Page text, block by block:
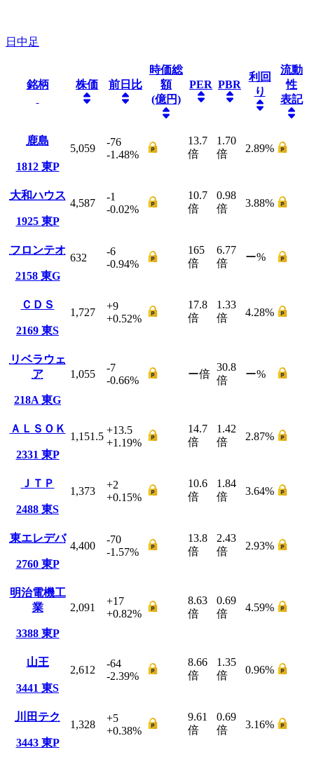
日中足
銘柄 株価 前日比
時価総
額
(億円)
PER PBR
利回
り
流動
性
表記
鹿島
1812 東P
5,059
-76
-1.48%
13.7
倍
1.70
倍
2.89%
大和ハウス
1925 東P
4,587
-1
-0.02%
10.7
倍
0.98
倍
3.88%
フロンテオ
2158 東G
632
-6
-0.94%
165
倍
6.77
倍
ー%
ＣＤＳ
2169 東S
1,727
+9
+0.52%
17.8
倍
1.33
倍
4.28%
リベラウェ
ア
218A 東G
1,055
-7
-0.66%
ー倍
30.8
倍
ー%
ＡＬＳＯＫ
2331 東P
1,151.5
+13.5
+1.19%
14.7
倍
1.42
倍
2.87%
ＪＴＰ
2488 東S
1,373
+2
+0.15%
10.6
倍
1.84
倍
3.64%
東エレデバ
2760 東P
4,400
-70
-1.57%
13.8
倍
2.43
倍
2.93%
明治電機工
業
3388 東P
2,091
+17
+0.82%
8.63
倍
0.69
倍
4.59%
山王
3441 東S
2,612
-64
-2.39%
8.66
倍
1.35
倍
0.96%
川田テク
3443 東P
1,328
+5
+0.38%
9.61
倍
0.69
倍
3.16%